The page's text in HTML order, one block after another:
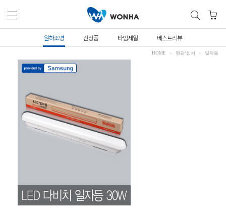
원하조명 신상품 타임세일 베스트리뷰
HOME 현관/센서 일자등